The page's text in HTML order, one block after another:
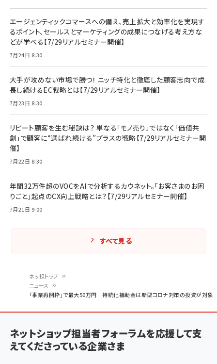
ン
く
ず
ネッ担トップ
ニュース
「事業再開枠」で最大50万円 持続化補助金は新型コロナ対策の投資が対象
エージェンティックコマースへの備え、売上拡大と効率化を実現す
るポイント、セールスとマーケティングの成果につなげる考え方な
どが学べる【7/29リアルセミナー開催】
7月24日 8:30
大手が攻めない市場で勝つ！ ニッチ特化と徹底した顧客志向で成
長し続けるEC戦略とは【7/29リアルセミナー開催】
7月23日 8:30
リピート顧客を生む秘訣は？ 単なる「モノ売り」ではなく「価値共
創」で顧客に“選ばれ続ける”プラスの戦略【7/29リアルセミナー開
催】
7月22日 8:30
年間32万件超のVOCをAIで分析するカウネット。「お客さまのお困
りごと」起点のCX向上戦略とは？【7/29リアルセミナー開催】
7月21日 9:00
すべて見る
ネットショップ担当者フォーラムを応援して支
えてくださっている企業さま